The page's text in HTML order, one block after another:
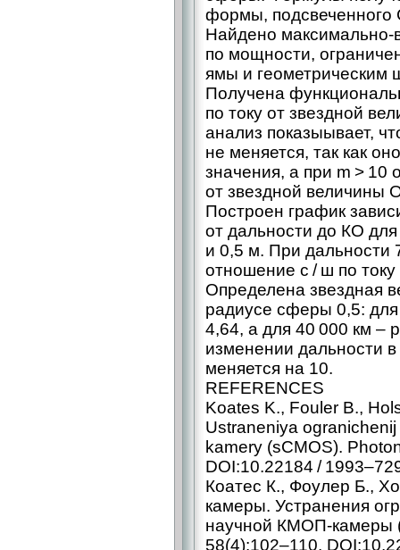
формы, подсвеченного
Найдено
по мощности,
ямы и геометрическим
Получена
по току от звездной
анализ показыывает,
не меняется, так как
значения, а при m > 10
от звездной величины
Построен график
от дальности до КО
и 0,5 м. При дальности
отношение с / ш по
Определена звездная
радиусе сферы 0,5:
4,64, а для 40 000 км –
изменении дальности
меняется на 10.
REFERENCES
Koates K., Fouler B.,
Ustraneniya
kamery (sCMOS).
DOI:10.22184 /
Коатес К., Фоулер Б.,
камеры. Устранения
научной КМОП-камеры
58(4):102–110.